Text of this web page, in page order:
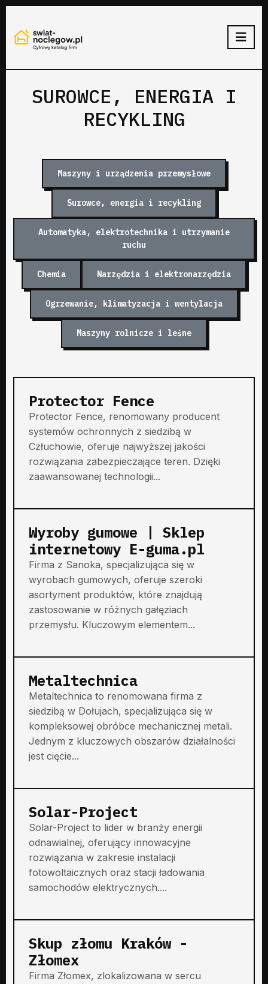
SUROWCE, ENERGIA I
RECYKLING
Maszyny i urządzenia przemysłowe
Surowce, energia i recykling
Automatyka, elektrotechnika i utrzymanie
ruchu
Chemia Narzędzia i elektronarzędzia
Ogrzewanie, klimatyzacja i wentylacja
Maszyny rolnicze i leśne
Protector Fence
Protector Fence, renomowany producent
systemów ochronnych z siedzibą w
Człuchowie, oferuje najwyższej jakości
rozwiązania zabezpieczające teren. Dzięki
zaawansowanej technologii...
Wyroby gumowe | Sklep
internetowy E-guma.pl
Firma z Sanoka, specjalizująca się w
wyrobach gumowych, oferuje szeroki
asortyment produktów, które znajdują
zastosowanie w różnych gałęziach
przemysłu. Kluczowym elementem...
Metaltechnica
Metaltechnica to renomowana firma z
siedzibą w Dołujach, specjalizująca się w
kompleksowej obróbce mechanicznej metali.
Jednym z kluczowych obszarów działalności
jest cięcie...
Solar-Project
Solar-Project to lider w branży energii
odnawialnej, oferujący innowacyjne
rozwiązania w zakresie instalacji
fotowoltaicznych oraz stacji ładowania
samochodów elektrycznych....
Skup złomu Kraków -
Złomex
Firma Złomex, zlokalizowana w sercu